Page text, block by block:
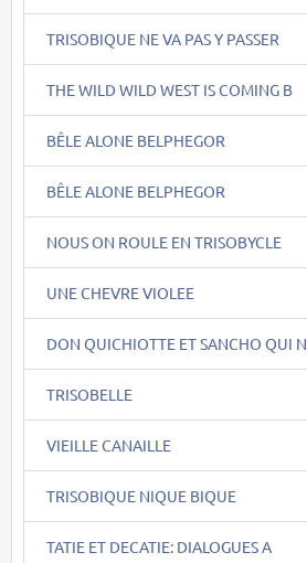
TRISOBIQUE NE VA PAS Y PASSER
THE WILD WILD WEST IS COMING B
BÊLE ALONE BELPHEGOR
BÊLE ALONE BELPHEGOR
NOUS ON ROULE EN TRISOBYCLE
UNE CHEVRE VIOLEE
DON QUICHIOTTE ET SANCHO QUI N
TRISOBELLE
VIEILLE CANAILLE
TRISOBIQUE NIQUE BIQUE
TATIE ET DECATIE: DIALOGUES A